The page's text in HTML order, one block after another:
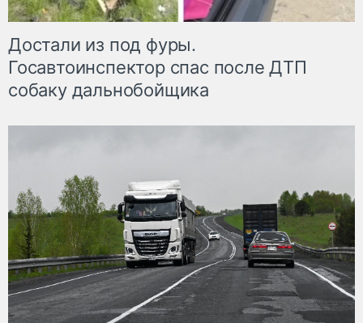
Достали из под фуры.
Госавтоинспектор спас после ДТП
собаку дальнобойщика